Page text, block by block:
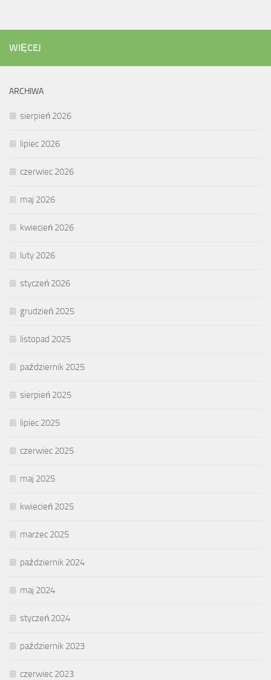
WIĘCEJ
ARCHIWA
sierpień 2026
lipiec 2026
czerwiec 2026
maj 2026
kwiecień 2026
luty 2026
styczeń 2026
grudzień 2025
listopad 2025
październik 2025
sierpień 2025
lipiec 2025
czerwiec 2025
maj 2025
kwiecień 2025
marzec 2025
październik 2024
maj 2024
styczeń 2024
październik 2023
czerwiec 2023